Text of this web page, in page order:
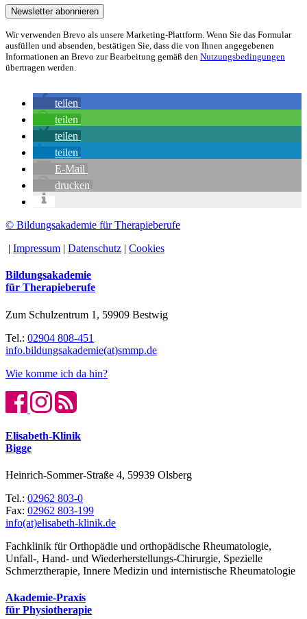
Wir verwenden Brevo als unsere Marketing-Plattform. Wenn Sie das Formular
ausfüllen und absenden, bestätigen Sie, dass die von Ihnen angegebenen
Informationen an Brevo zur Bearbeitung gemäß den Nutzungsbedingungen
übertragen werden.
teilen
teilen
teilen
teilen
E-Mail
drucken
© Bildungsakademie für Therapieberufe
| Impressum | Datenschutz | Cookies
Bildungsakademie
für Therapieberufe
Zum Schulzentrum 1, 59909 Bestwig
Tel.: 02904 808-451
info.bildungsakademie(at)smmp.de
Wie komme ich da hin?
Elisabeth-Klinik
Bigge
Heinrich-Sommer-Straße 4, 59939 Olsberg
Tel.: 02962 803-0
Fax: 02962 803-199
info(at)elisabeth-klinik.de
Fachklinik für Orthopädie und orthopädische Rheumatologie,
Unfall-, Hand- und Wiederherstellungs-Chirurgie, Spezielle
Schmerztherapie, Innere Medizin und internistische Rheumatologie
Akademie-Praxis
für Physiotherapie